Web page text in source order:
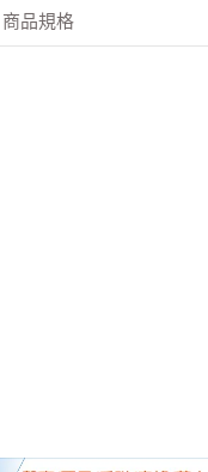
商品規格